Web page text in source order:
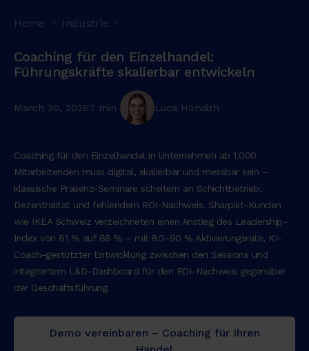
Home Industrie
Coaching für den Einzelhandel:
Führungskräfte skalierbar entwickeln
March 30, 20267 min Luca Horváth
Coaching für den Einzelhandel in Unternehmen ab 1.000
Mitarbeitenden muss digital, skalierbar und messbar sein –
klassische Präsenz-Seminare scheitern an Schichtbetrieb,
Dezentralität und fehlendem ROI-Nachweis. Sharpist-Kunden
wie IKEA Schweiz verzeichneten einen Anstieg des Leadership-
Index von 81 % auf 88 % – mit 80–90 % Aktivierungsrate, KI-
Coach-gestützter Entwicklung zwischen den Sessions und
integriertem L&D-Dashboard für den ROI-Nachweis gegenüber
der Geschäftsführung.
Demo vereinbaren – Coaching für Ihren